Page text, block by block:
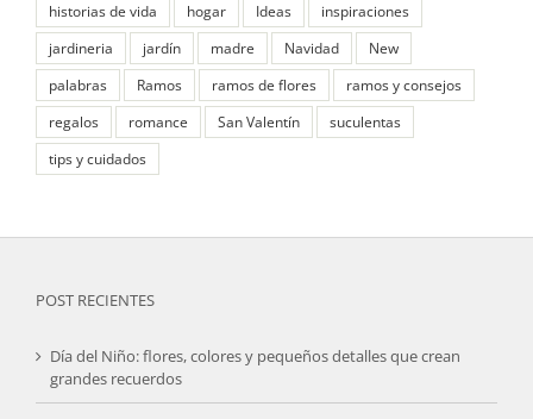
historias de vida
hogar Ideas
inspiraciones
jardineria
jardín madre Navidad
New
palabras
Ramos ramos de flores
ramos y consejos
regalos
romance San Valentín
suculentas
tips y cuidados
POST RECIENTES
Día del Niño: flores, colores y pequeños detalles que crean
grandes recuerdos